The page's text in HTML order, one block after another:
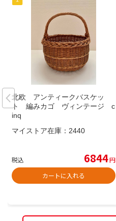
北欧 アンティークバスケッ
ト 編みカゴ ヴィンテージ c
inq
マイストア在庫： 2440
税込 6844円
カートに入れる